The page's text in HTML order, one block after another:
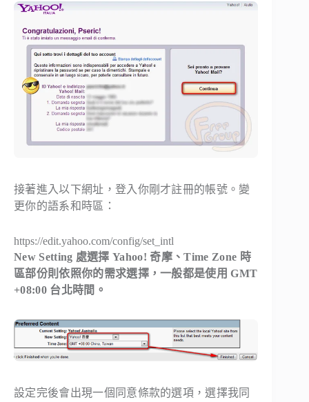
接著進入以下網址，登入你剛才註冊的帳號。變
更你的語系和時區：
https://edit.yahoo.com/config/set_intl
New Setting 處選擇 Yahoo! 奇摩、Time Zone 時
區部份則依照你的需求選擇，一般都是使用 GMT
+08:00 台北時間。
設定完後會出現一個同意條款的選項，選擇我同